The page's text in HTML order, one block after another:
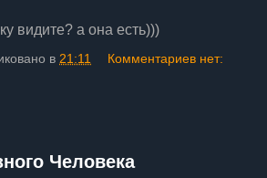
видите? а она есть)))
в 21:11 Комментариев нет:
Человека